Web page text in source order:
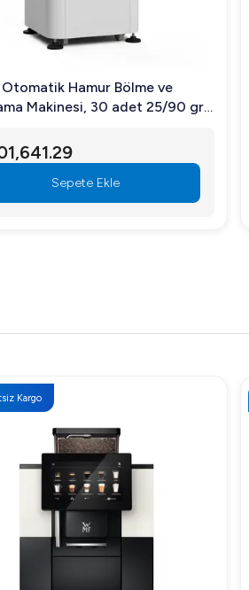
Hamur Bölme ve
Makinesi, 30 adet 25/90 gr
Sepete Ekle
Kargo